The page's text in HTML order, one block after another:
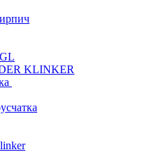
KLINKER